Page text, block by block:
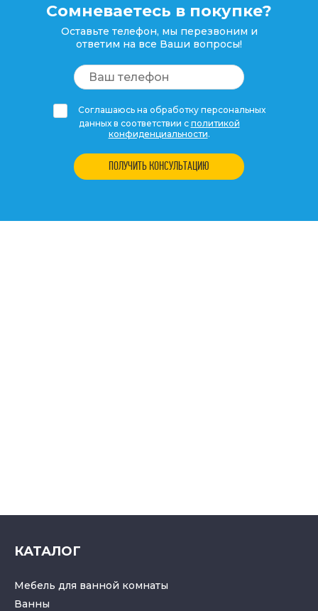
Сомневаетесь в покупке?
Оставьте телефон, мы перезвоним и
ответим на все Ваши вопросы!
Соглашаюсь на обработку персональных
данных в соответствии с политикой
конфиденциальности.
ПОЛУЧИТЬ КОНСУЛЬТАЦИЮ
КАТАЛОГ
Мебель для ванной комнаты
Ванны